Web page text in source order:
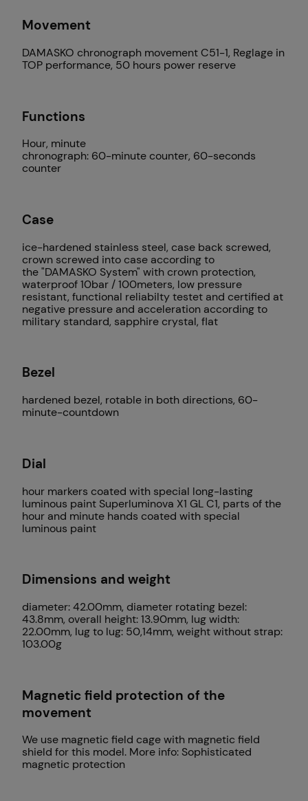
Movement
DAMASKO chronograph movement C51-1, Reglage in
TOP performance, 50 hours power reserve
Functions
Hour, minute
chronograph: 60-minute counter, 60-seconds
counter
Case
ice-hardened stainless steel, case back screwed,
crown screwed into case according to
the"DAMASKO System" with crown protection,
waterproof 10bar / 100meters, low pressure
resistant, functional reliabilty testet and certified at
negative pressure and acceleration according to
military standard, sapphire crystal, flat
Bezel
hardened bezel, rotable in both directions, 60-
minute-countdown
Dial
hour markers coated with special long-lasting
luminous paint Superluminova X1 GL C1, parts of the
hour and minute hands coated with special
luminous paint
Dimensions and weight
diameter: 42.00mm, diameter rotating bezel:
43.8mm, overall height: 13.90mm, lug width:
22.00mm, lug to lug: 50,14mm, weight without strap:
103.00g
Magnetic field protection of the
movement
We use magnetic field cage with magnetic field
shield for this model. More info: Sophisticated
magnetic protection